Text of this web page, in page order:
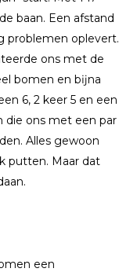
baan. Een afstand
problemen oplevert.
ons met de
bomen en bĳna
6, 2 keer 5 en een
die ons met een par
Alles gewoon
putten. Maar dat
een